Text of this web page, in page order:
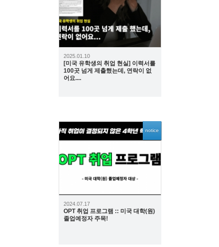
2025.01.10
[미국 유학생의 취업 현실] 이력서를
100곳 넘게 제출했는데, 연락이 없
어요....
notice
2744
2024.07.17
OPT 취업 프로그램 :: 미국 대학(원)
졸업예정자 주목!